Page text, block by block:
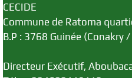
CECIDE
Commune de Ratoma
B.P : 3768 Guinée (Conakry
Directeur Exécutif,